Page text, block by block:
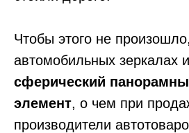
Чтобы этого не
автомобильных зеркалах
сферический
элемент, о чем при
производители